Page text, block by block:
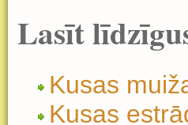
Lasīt
Kusas
Kusas